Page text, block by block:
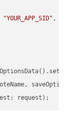
"YOUR_APP_SID" ,